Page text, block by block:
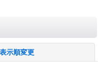
表示順変更